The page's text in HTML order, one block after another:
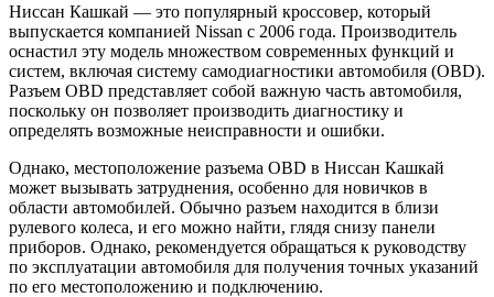
Ниссан Кашкай — это популярный кроссовер, который
выпускается компанией Nissan с 2006 года. Производитель
оснастил эту модель множеством современных функций и
систем, включая систему самодиагностики автомобиля (OBD).
Разъем OBD представляет собой важную часть автомобиля,
поскольку он позволяет производить диагностику и
определять возможные неисправности и ошибки.
Однако, местоположение разъема OBD в Ниссан Кашкай
может вызывать затруднения, особенно для новичков в
области автомобилей. Обычно разъем находится в близи
рулевого колеса, и его можно найти, глядя снизу панели
приборов. Однако, рекомендуется обращаться к руководству
по эксплуатации автомобиля для получения точных указаний
по его местоположению и подключению.